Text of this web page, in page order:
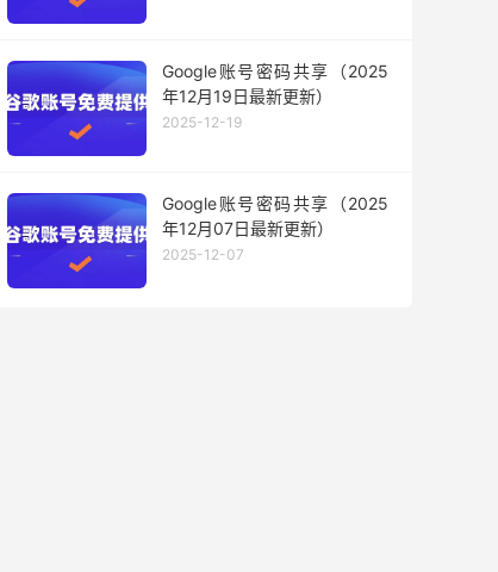
Google账号密码共享（2025
年12月19日最新更新）
2025-12-19
Google账号密码共享（2025
年12月07日最新更新）
2025-12-07